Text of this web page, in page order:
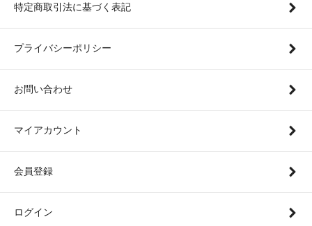
特定商取引法に基づく表記
プライバシーポリシー
お問い合わせ
マイアカウント
会員登録
ログイン